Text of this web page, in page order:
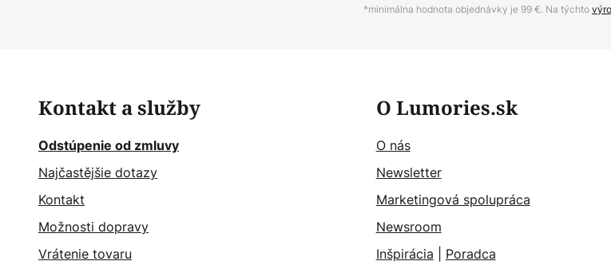
*minimálna hodnota objednávky je 99 €. Na týchto
Kontakt a služby
Odstúpenie od zmluvy
Najčastějšie dotazy
Kontakt
Možnosti dopravy
Vrátenie tovaru
O Lumories.sk
O nás
Newsletter
Marketingová spolupráca
Newsroom
Inšpirácia
Poradca